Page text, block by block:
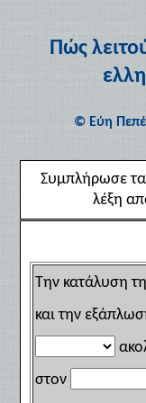
Πώς
© Εύη
Συμπλήρωσε τα
λέξη
Την κατάλυση
και την
στον